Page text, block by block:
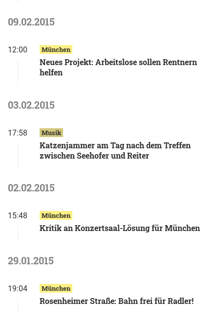
09.02.2015
12:00 München
Neues Projekt: Arbeitslose sollen Rentnern
helfen
03.02.2015
17:58 Musik
Katzenjammer am Tag nach dem Treffen
zwischen Seehofer und Reiter
02.02.2015
15:48 München
Kritik an Konzertsaal-Lösung für München
29.01.2015
19:04 München
Rosenheimer Straße: Bahn frei für Radler!